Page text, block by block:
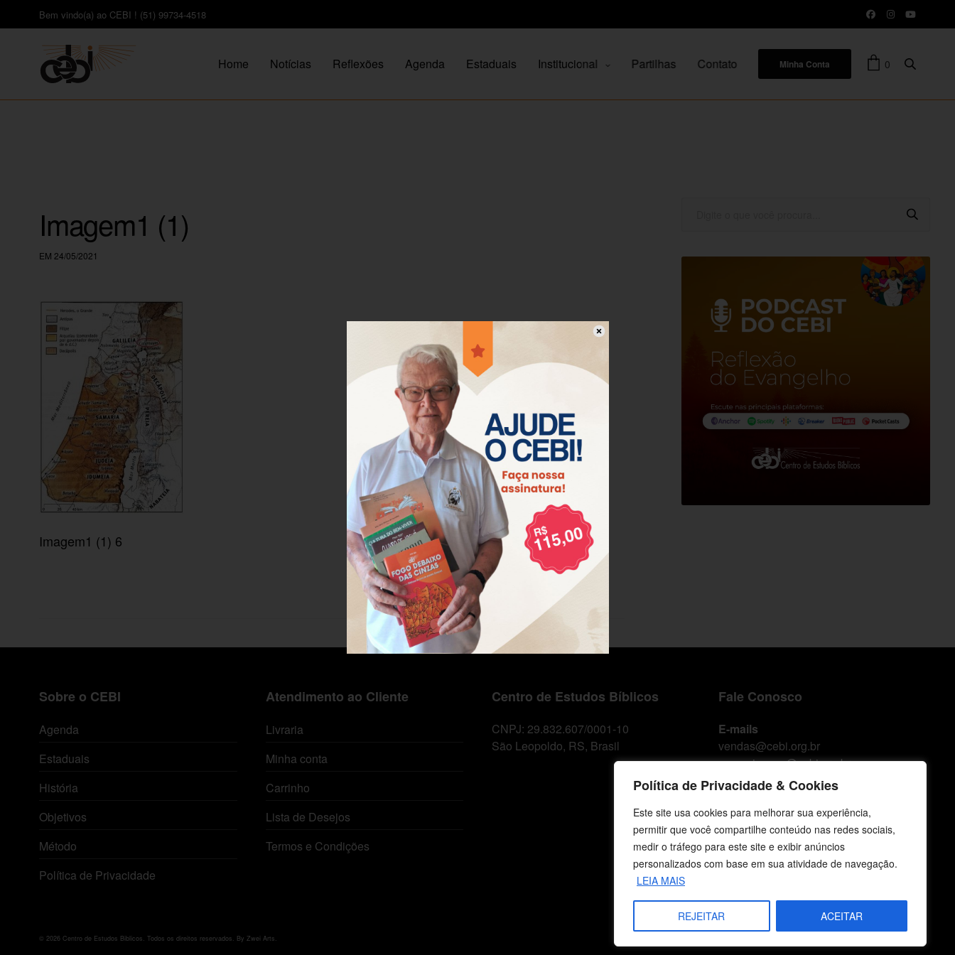
Política de Privacidade & Cookies
Este site usa cookies para melhorar sua experiência,
permitir que você compartilhe conteúdo nas redes sociais,
medir o tráfego para este site e exibir anúncios
personalizados com base em sua atividade de navegação.
LEIA MAIS
REJEITAR ACEITAR
Bem vindo(a) ao CEBI ! (51) 99734-4518
Home Notícias Reflexões Agenda Estaduais Institucional Partilhas Contato Minha Conta 0
Imagem1 (1)
EM 24/05/2021
Imagem1 (1) 6
Sobre o CEBI
Agenda
Estaduais
História
Objetivos
Método
Política de Privacidade
Atendimento ao Cliente
Livraria
Minha conta
Carrinho
Lista de Desejos
Termos e Condições
Centro de Estudos Bíblicos
CNPJ: 29.832.607/0001-10
São Leopoldo, RS, Brasil
Fale Conosco
E-mails
vendas@cebi.org.br
comunicacao@cebi.org.br
WhatsApp / Vendas
+55 (51) 99734-4518
WhatsApp / Comunicação
+55 (51) 99799-3041
© 2026 Centro de Estudos Biblicos. Todos os direitos reservados. By Zwei Arts.